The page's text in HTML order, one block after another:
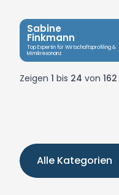
Sabine
Finkmann
Top Expertin für Wirtschaftsprofiling &
Mimikresonanz
Zeigen 1 bis 24 von 162
Alle Kategorien